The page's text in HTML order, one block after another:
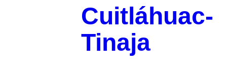
Cuitláhuac-
Tinaja